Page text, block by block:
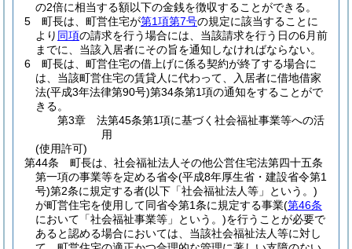
の2倍に相当する額以下の金銭を徴収することができる。
5
町長は、町営住宅が第1項第7号の規定に該当することに
より 同項の請求を行う場合には、当該請求を行う日の6月前
までに、当該入居者にその旨を通知しなければならない。
6
町長は、町営住宅の借上げに係る契約が終了する場合に
は、当該町営住宅の賃貸人に代わって、入居者に借地借家
法(平成3年法律第90号)第34条第1項の通知をすることがで
きる。
第3章
法第45条第1項に基づく社会福祉事業等への活
用
(使用許可)
第44条
町長は、社会福祉法人その他公営住宅法第四十五条
第一項の事業等を定める省令(平成8年厚生省・建設省令第1
号)第2条に規定する者(以下「社会福祉法人等」という。)
が町営住宅を使用して同省令第1条に規定する事業(第46条
において「社会福祉事業等」という。)を行うことが必要で
あると認める場合においては、当該社会福祉法人等に対し